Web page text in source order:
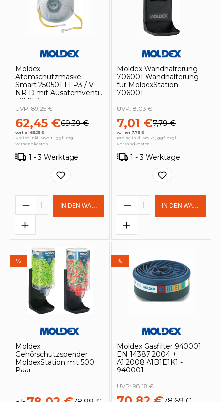
Moldex
Atemschutzmaske
Smart 250501 FFP3 / V
NR D mit Ausatemventil
- 250501
62,45 €69,39 €
vorher 69,39 €
UVP: 89,25 €
Preise inkl. MwSt., ggf. zzgl.
Versandkosten
1 - 3 Werktage
Produkt Anzahl: Gib den
IN DEN WARENKORB
Moldex Wandhalterung
706001 Wandhalterung
für MoldexStation -
706001
7,01 €7,79 €
vorher 7,79 €
UVP: 8,03 €
Preise inkl. MwSt., ggf. zzgl.
Versandkosten
1 - 3 Werktage
Produkt Anzahl:
IN DEN
%
Moldex
Gehörschutzspender
MoldexStation mit 500
Paar
%
Moldex Gasfilter 940001
EN 14387:2004 +
A1:2008 A1B1E1K1 -
940001
78,69 €
UVP: 98,18 €